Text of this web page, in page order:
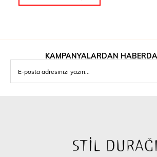
KAMPANYALARDAN